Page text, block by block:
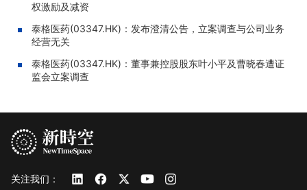
权激励及减资
泰格医药(03347.HK)：发布澄清公告，立案调查与公司业务
经营无关
泰格医药(03347.HK)：董事兼控股股东叶小平及曹晓春遭证
监会立案调查
关注我们：